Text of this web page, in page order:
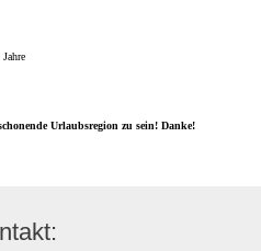
Urlaubsregion zu sein! Danke!